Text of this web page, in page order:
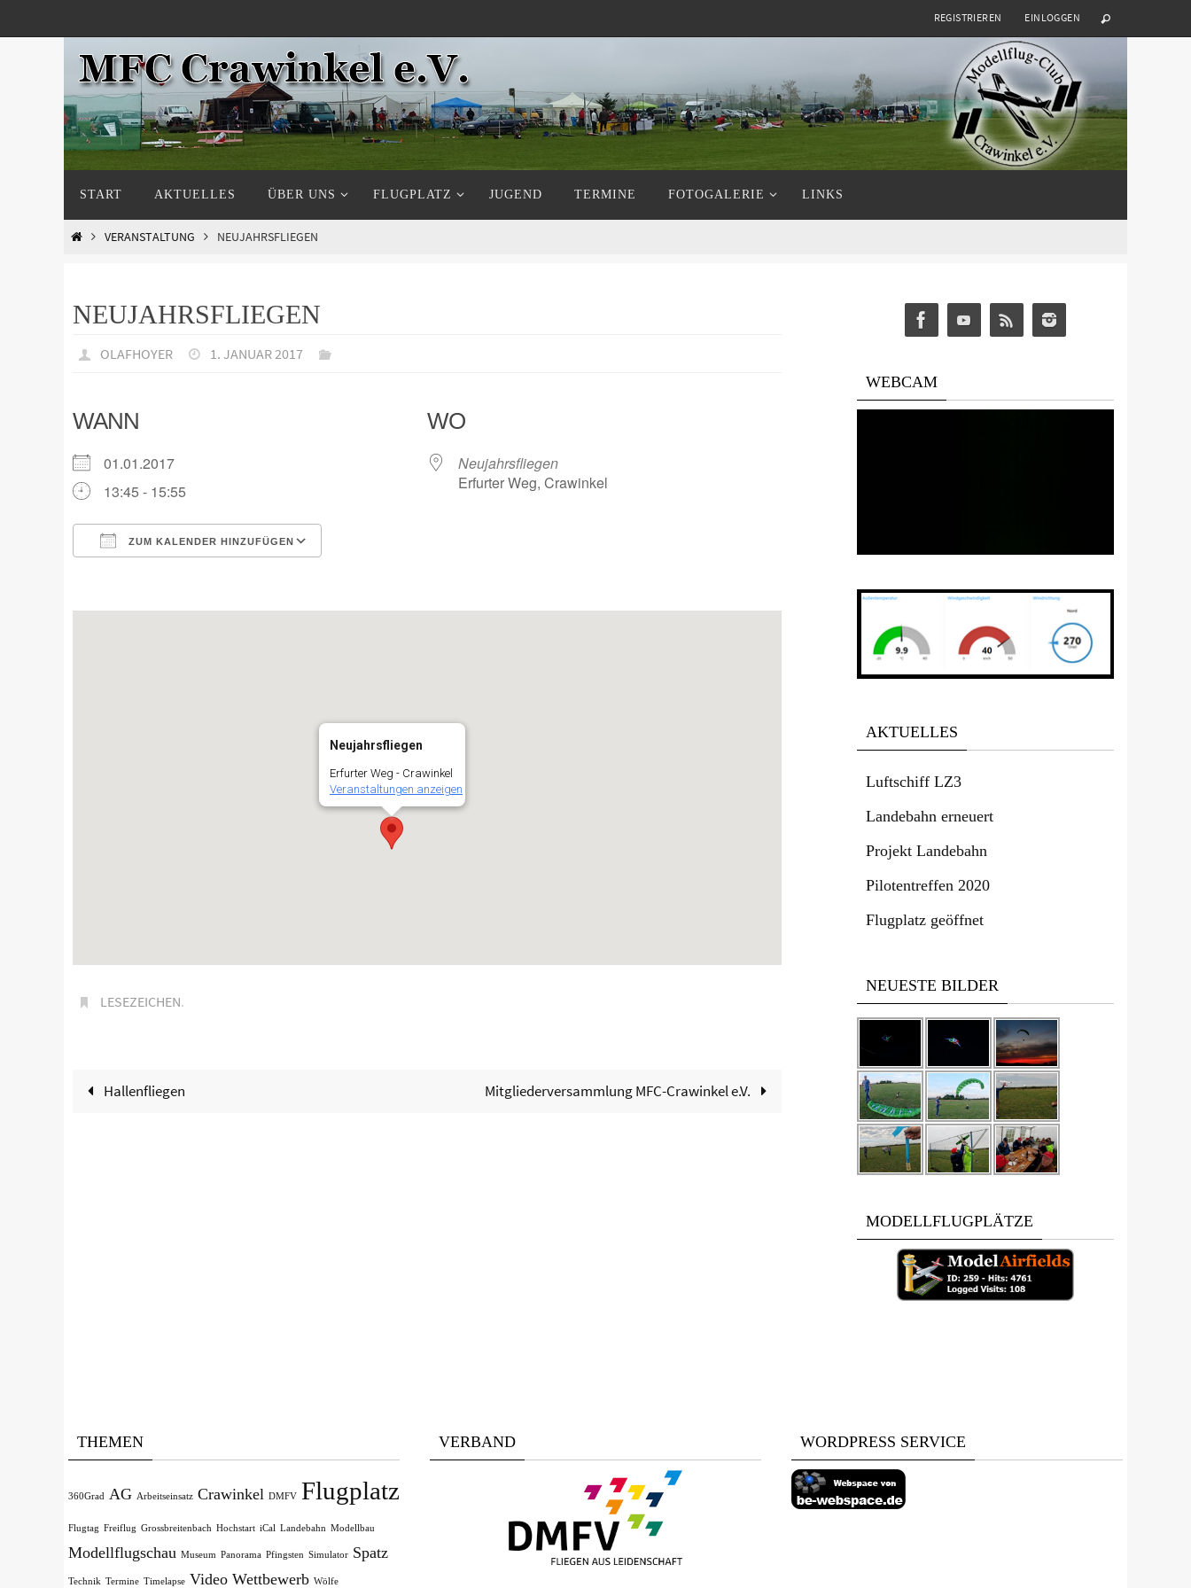
Inhalt
REGISTRIEREN EINLOGGEN
Inhalt
springen
START AKTUELLES ÜBER UNS FLUGPLATZ JUGEND TERMINE FOTOGALERIE LINKS
STARTVERANSTALTUNG NEUJAHRSFLIEGEN
NEUJAHRSFLIEGEN
OLAFHOYER 1. JANUAR 2017
WANN
01.01.2017
13:45 - 15:55
ZUM KALENDER HINZUFÜGEN
WO
Neujahrsfliegen
Erfurter Weg, Crawinkel
Neujahrsfliegen
Erfurter Weg - Crawinkel
Veranstaltungen anzeigen
LESEZEICHEN.
Hallenfliegen Mitgliederversammlung MFC-Crawinkel e.V.
WEBCAM
AKTUELLES
Luftschiff LZ3
Landebahn erneuert
Projekt Landebahn
Pilotentreffen 2020
Flugplatz geöffnet
NEUESTE BILDER
MODELLFLUGPLÄTZE
THEMEN
360Grad AG Arbeitseinsatz Crawinkel DMFV Flugplatz
Flugtag Freiflug Grossbreitenbach Hochstart iCal Landebahn Modellbau
Modellflugschau Museum Panorama Pfingsten Simulator Spatz
Technik Termine Timelapse Video Wettbewerb Wölfe
VERBAND WORDPRESS SERVICE